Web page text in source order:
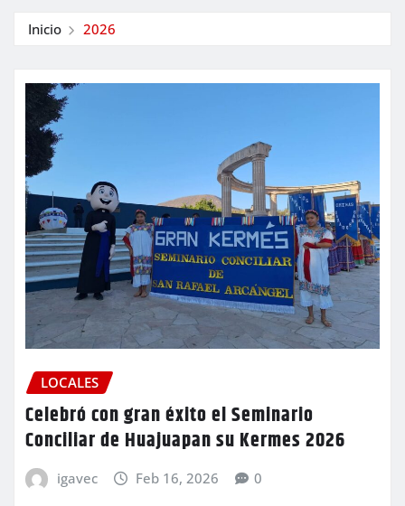
Inicio 2026
LOCALES
Celebró con gran éxito el Seminario
Conciliar de Huajuapan su Kermes 2026
igavec Feb 16, 2026 0